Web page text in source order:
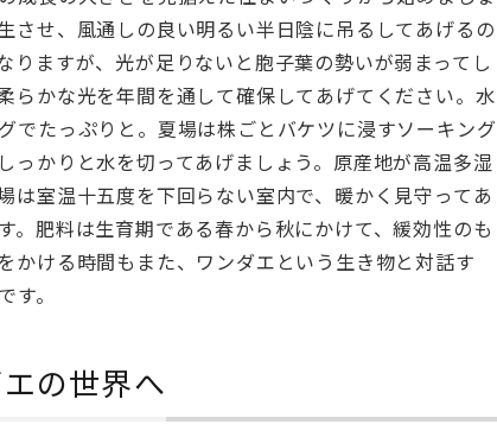
させ、風通しの良い明るい半日陰に吊るしてあげるの
りますが、光が足りないと胞子葉の勢いが弱まってし
らかな光を年間を通して確保してあげてください。水
でたっぷりと。夏場は株ごとバケツに浸すソーキング
っかりと水を切ってあげましょう。原産地が高温多湿
は室温十五度を下回らない室内で、暖かく見守ってあ
。肥料は生育期である春から秋にかけて、緩効性のも
かける時間もまた、ワンダエという生き物と対話す
。
の世界へ